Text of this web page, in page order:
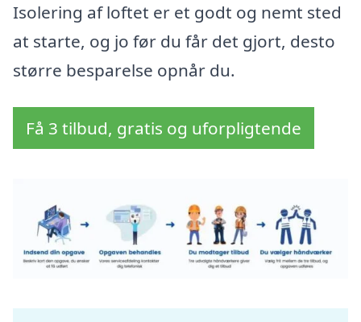
Isolering af loftet er et godt og nemt sted
at starte, og jo før du får det gjort, desto
større besparelse opnår du.
Få 3 tilbud, gratis og uforpligtende